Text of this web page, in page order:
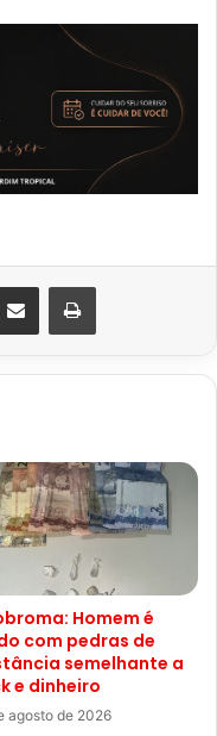
Compartilhar via e-mail Imprimir
Homem é
com pedras de
semelhante a
e dinheiro
agosto de 2026